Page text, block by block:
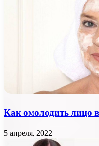
Как омолодить лицо
5 апреля, 2022